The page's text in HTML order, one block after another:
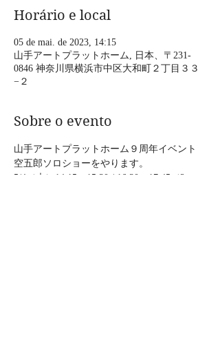
Horário e local
05 de mai. de 2023, 14:15
山手アートプラットホーム, 日本、〒231-
0846 神奈川県横浜市中区大和町２丁目３３
−２
Sobre o evento
山手アートプラットホーム９周年イベント
空五郎ソロショーをやります。
5/4（木）14:15〜15:30 / 16:30〜17:45（2 ス